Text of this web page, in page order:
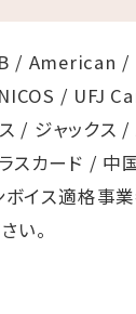
/ American
/ UFJ
/ ジャックス
スカード / 中
イス適格事
い。